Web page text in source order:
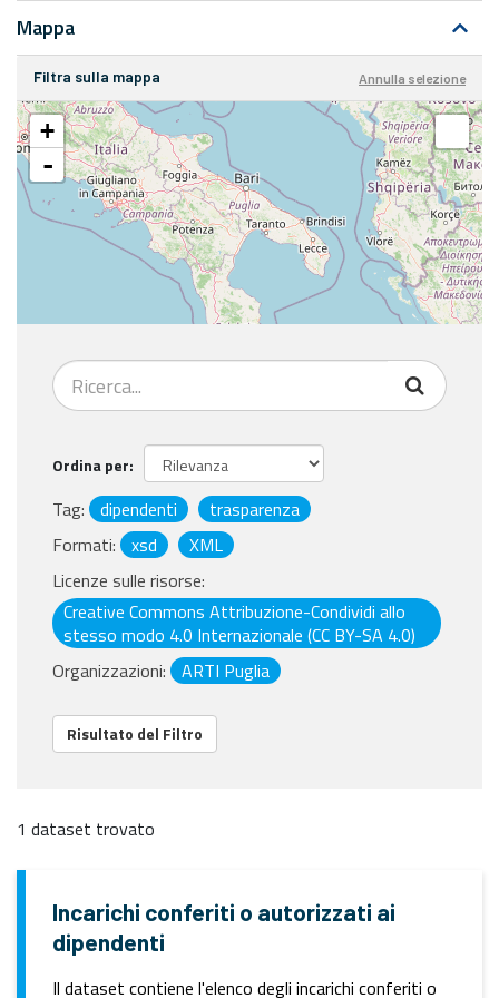
Mappa
Filtra sulla mappa Annulla selezione
+
-
Ordina per
Tag: dipendenti
trasparenza
Formati:
xsd
XML
Licenze sulle risorse:
Creative Commons Attribuzione-Condividi allo
stesso modo 4.0 Internazionale (CC BY-SA 4.0)
Organizzazioni:
ARTI Puglia
Risultato del Filtro
1 dataset trovato
Incarichi conferiti o autorizzati ai
dipendenti
Il dataset contiene l'elenco degli incarichi conferiti o